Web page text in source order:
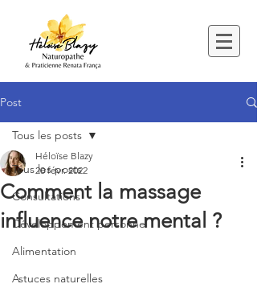
Post
Tous les posts
Consultations
Développement personnel
Alimentation
Astuces naturelles
Tous les posts
Comment la massage
influence notre mental ?
Héloïse Blazy
20 févr. 2022